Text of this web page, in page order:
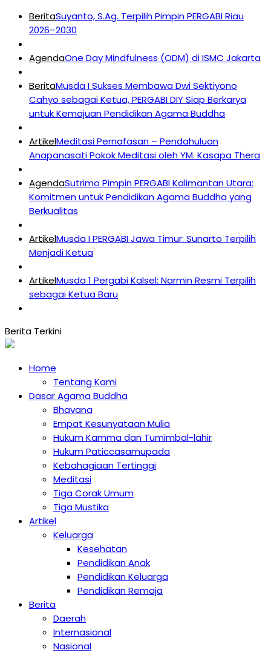
BeritaSuyanto, S.Ag. Terpilih Pimpin PERGABI Riau
2026–2030
AgendaOne Day Mindfulness (ODM) di ISMC Jakarta
BeritaMusda I Sukses Membawa Dwi Sektiyono
Cahyo sebagai Ketua, PERGABI DIY Siap Berkarya
untuk Kemajuan Pendidikan Agama Buddha
ArtikelMeditasi Pernafasan – Pendahuluan
Anapanasati Pokok Meditasi oleh YM. Kasapa Thera
AgendaSutrimo Pimpin PERGABI Kalimantan Utara:
Komitmen untuk Pendidikan Agama Buddha yang
Berkualitas
ArtikelMusda I PERGABI Jawa Timur: Sunarto Terpilih
Menjadi Ketua
ArtikelMusda 1 Pergabi Kalsel: Narmin Resmi Terpilih
sebagai Ketua Baru
Home
Tentang Kami
Dasar Agama Buddha
Bhavana
Empat Kesunyataan Mulia
Hukum Kamma dan Tumimbal-lahir
Hukum Paticcasamupada
Kebahagiaan Tertinggi
Meditasi
Tiga Corak Umum
Tiga Mustika
Artikel
Keluarga
Kesehatan
Pendidikan Anak
Pendidikan Keluarga
Pendidikan Remaja
Berita
Daerah
Internasional
Nasional